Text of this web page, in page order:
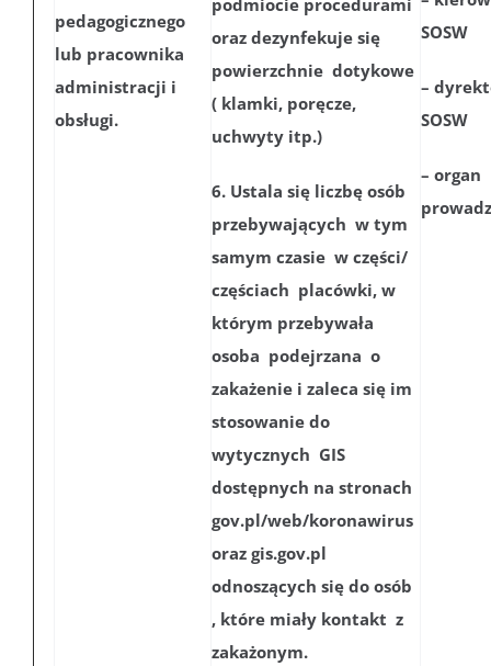
pedagogicznego
lub pracownika
administracji i
obsługi.
podmiocie procedurami
oraz dezynfekuje się
powierzchnie dotykowe
( klamki, poręcze,
uchwyty itp.)
6. Ustala się liczbę osób
przebywających w tym
samym czasie w części/
częściach placówki, w
którym przebywała
osoba podejrzana o
zakażenie i zaleca się im
stosowanie do
wytycznych GIS
dostępnych na stronach
gov.pl/web/koronawirus
oraz gis.gov.pl
odnoszących się do osób
, które miały kontakt z
zakażonym.
SOSW
–
SOSW
– organ